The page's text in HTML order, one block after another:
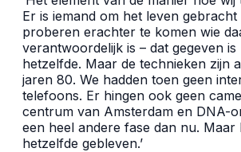
Er is iemand om het leven gebracht
proberen erachter te komen wie
verantwoordelijk is – dat gegeven is
hetzelfde. Maar de technieken zijn
jaren 80. We hadden toen geen
telefoons. Er hingen ook geen
centrum van Amsterdam en DNA-
een heel andere fase dan nu. Maar
hetzelfde gebleven.’